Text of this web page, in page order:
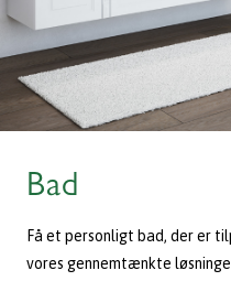
Bad
Få et personligt bad, der er
vores gennemtænkte